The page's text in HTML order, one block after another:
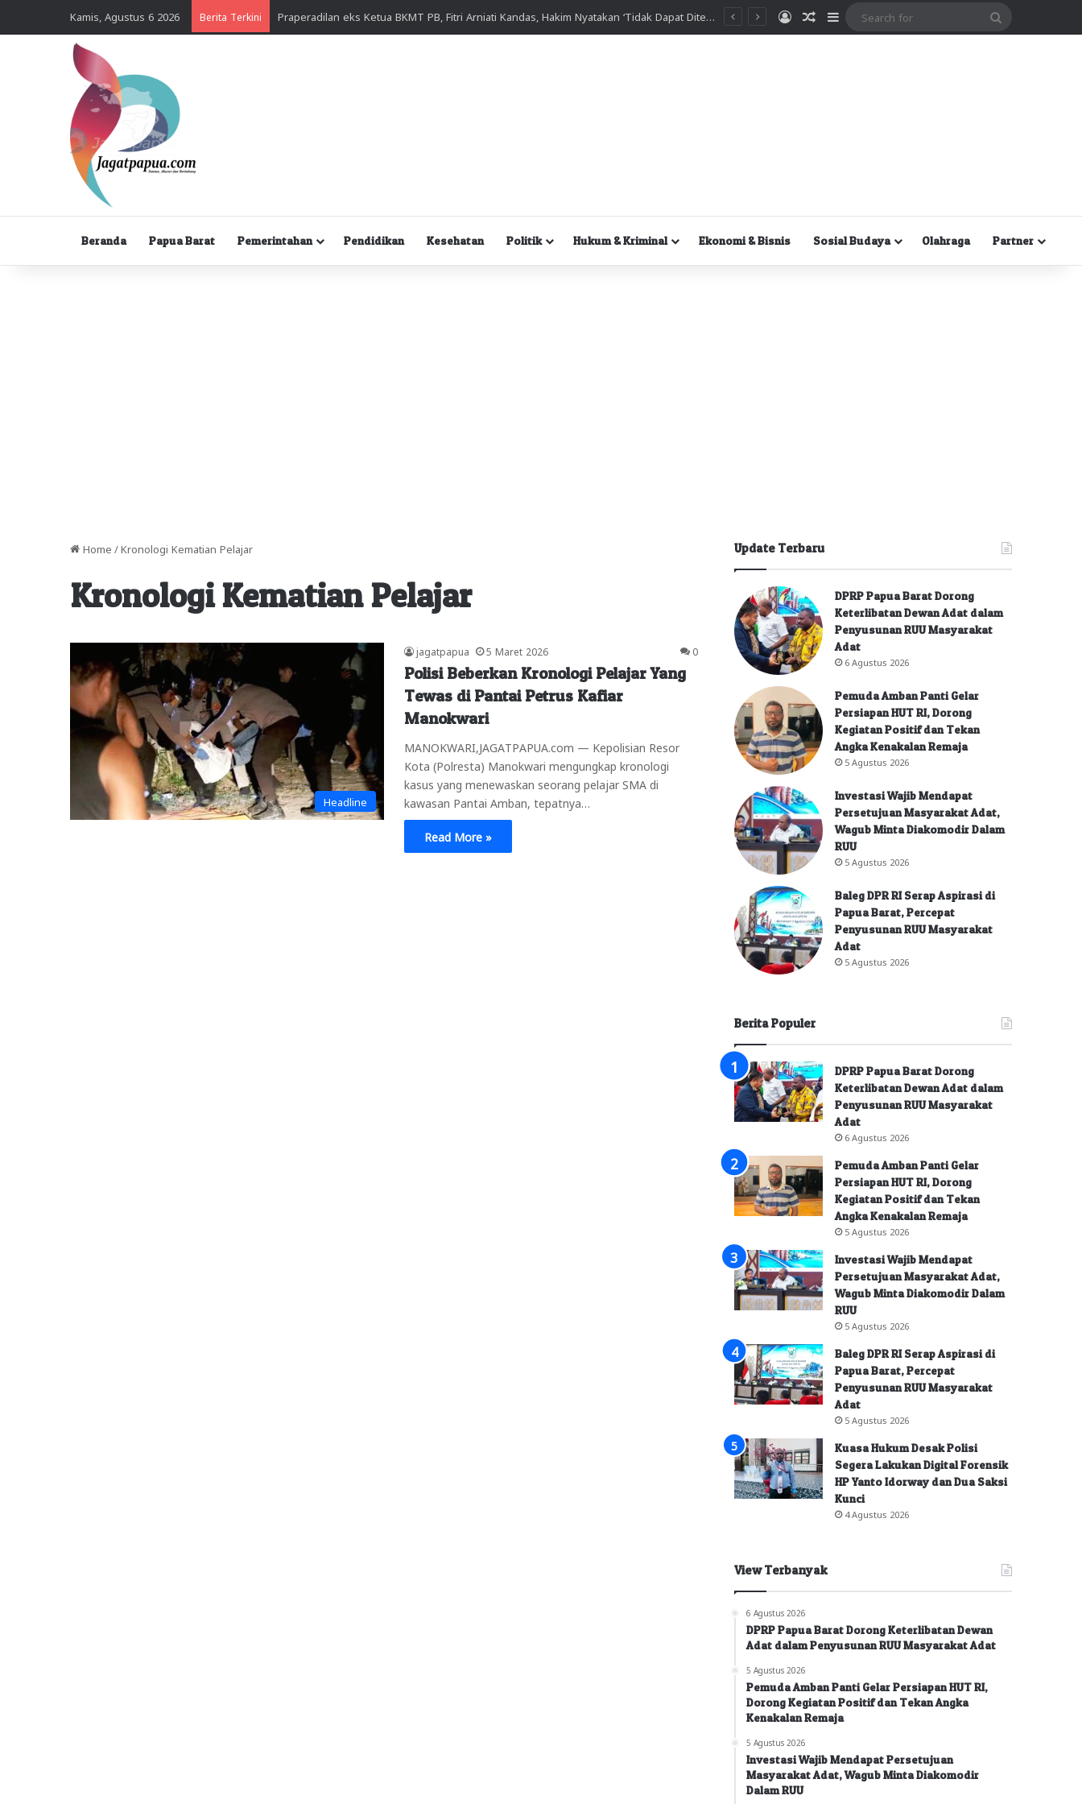
Kamis, Agustus 6 2026 Berita Terkini MasukRandom Article
Sidebar
Beranda Papua Barat Pemerintahan Pendidikan Kesehatan Politik Hukum & Kriminal Ekonomi & Bisnis Sosial Budaya Olahraga Partner
Home / Kronologi Kematian Pelajar
Kronologi Kematian Pelajar
Headline
jagatpapua 5 Maret 2026 0
Polisi Beberkan Kronologi Pelajar Yang
Tewas di Pantai Petrus Kafiar
Manokwari
MANOKWARI,JAGATPAPUA.com — Kepolisian Resor
Kota (Polresta) Manokwari mengungkap kronologi
kasus yang menewaskan seorang pelajar SMA di
kawasan Pantai Amban, tepatnya…
Read More »
Update Terbaru
DPRP Papua Barat Dorong
Keterlibatan Dewan Adat dalam
Penyusunan RUU Masyarakat
Adat
6 Agustus 2026
Pemuda Amban Panti Gelar
Persiapan HUT RI, Dorong
Kegiatan Positif dan Tekan
Angka Kenakalan Remaja
5 Agustus 2026
Investasi Wajib Mendapat
Persetujuan Masyarakat Adat,
Wagub Minta Diakomodir Dalam
RUU
5 Agustus 2026
Baleg DPR RI Serap Aspirasi di
Papua Barat, Percepat
Penyusunan RUU Masyarakat
Adat
5 Agustus 2026
Berita Populer
DPRP Papua Barat Dorong
Keterlibatan Dewan Adat dalam
Penyusunan RUU Masyarakat
Adat
6 Agustus 2026
Pemuda Amban Panti Gelar
Persiapan HUT RI, Dorong
Kegiatan Positif dan Tekan
Angka Kenakalan Remaja
5 Agustus 2026
Investasi Wajib Mendapat
Persetujuan Masyarakat Adat,
Wagub Minta Diakomodir Dalam
RUU
5 Agustus 2026
Baleg DPR RI Serap Aspirasi di
Papua Barat, Percepat
Penyusunan RUU Masyarakat
Adat
5 Agustus 2026
Kuasa Hukum Desak Polisi
Segera Lakukan Digital Forensik
HP Yanto Idorway dan Dua Saksi
Kunci
4 Agustus 2026
View Terbanyak
6 Agustus 2026
DPRP Papua Barat Dorong Keterlibatan Dewan
Adat dalam Penyusunan RUU Masyarakat Adat
5 Agustus 2026
Pemuda Amban Panti Gelar Persiapan HUT RI,
Dorong Kegiatan Positif dan Tekan Angka
Kenakalan Remaja
5 Agustus 2026
Investasi Wajib Mendapat Persetujuan
Masyarakat Adat, Wagub Minta Diakomodir
Dalam RUU